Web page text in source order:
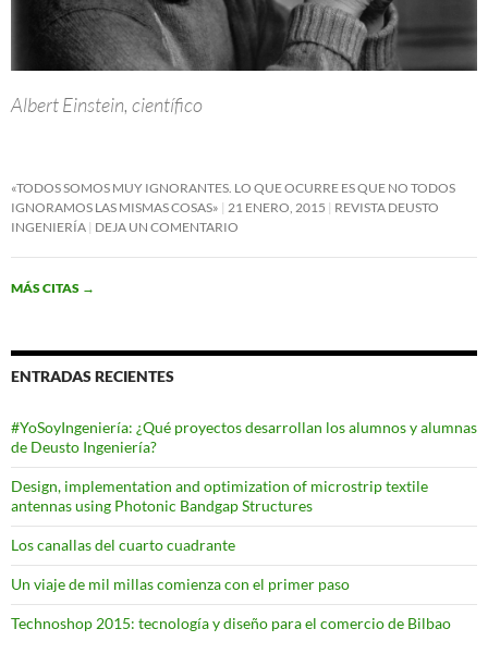
Albert Einstein, científico
«TODOS SOMOS MUY IGNORANTES. LO QUE OCURRE ES QUE NO TODOS
IGNORAMOS LAS MISMAS COSAS»
21 ENERO, 2015
REVISTA DEUSTO
INGENIERÍA DEJA UN COMENTARIO
MÁS CITAS →
ENTRADAS RECIENTES
#YoSoyIngeniería: ¿Qué proyectos desarrollan los alumnos y alumnas
de Deusto Ingeniería?
Design, implementation and optimization of microstrip textile
antennas using Photonic Bandgap Structures
Los canallas del cuarto cuadrante
Un viaje de mil millas comienza con el primer paso
Technoshop 2015: tecnología y diseño para el comercio de Bilbao